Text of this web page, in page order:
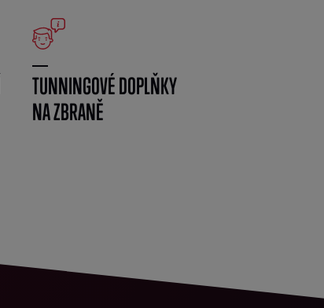
TUNNINGOVÉ DOPLŇKY
NA ZBRANĚ